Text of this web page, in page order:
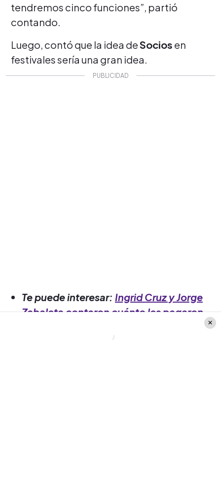
tendremos cinco funciones”, partió
contando.
Luego, contó que la idea deSocios en
festivales sería una gran idea.
Te puede interesar: Ingrid Cruz y Jorge
Zabaleta contaron cuánto les pagaron